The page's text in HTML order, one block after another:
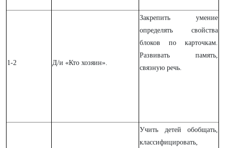
1-2 Д/и «Кто хозяин».
Закрепить умение
определять свойства
блоков по карточкам.
Развивать память,
связную речь.
Учить детей обобщать,
классифицировать,